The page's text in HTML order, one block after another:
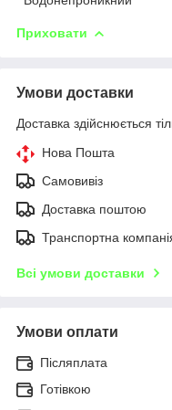
Приховати
Умови доставки
Доставка здійснюється
Нова Пошта
Самовивіз
Доставка поштою
Транспортна
Всі умови доставки
Умови оплати
Післяплата
Готівкою